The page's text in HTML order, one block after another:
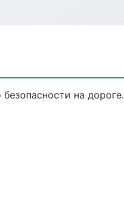
на дороге.